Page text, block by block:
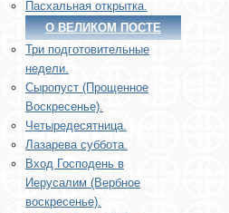
Пасхальная открытка.
О ВЕЛИКОМ ПОСТЕ
Три подготовительные
недели.
Сыропуст (Прощенное
Воскресенье).
Четыредесятница.
Лазарева суббота.
Вход Господень в
Иерусалим (Вербное
воскресенье).